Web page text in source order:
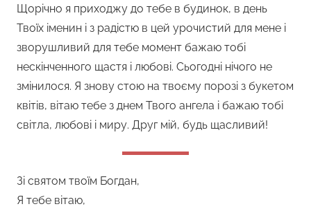
Щорічно я приходжу до тебе в будинок, в день
Твоїх іменин і з радістю в цей урочистий для мене і
зворушливий для тебе момент бажаю тобі
нескінченного щастя і любові. Сьогодні нічого не
змінилося. Я знову стою на твоєму порозі з букетом
квітів, вітаю тебе з днем Твого ангела і бажаю тобі
світла, любові і миру. Друг мій, будь щасливий!
Зі святом твоїм Богдан,
Я тебе вітаю,